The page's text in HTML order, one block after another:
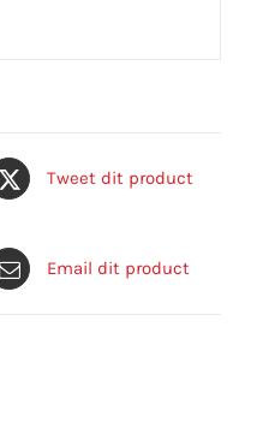
Tweet dit product
Email dit product